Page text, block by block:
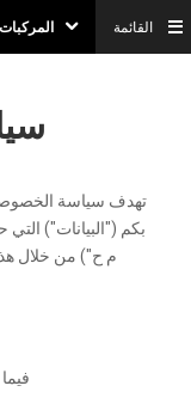
المركبات القائمة
تهدف سياسة
بكم ("البيانات")
م ح") من خلال هذا